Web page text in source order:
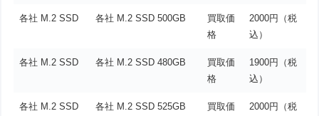
各社 M.2 SSD 各社 M.2 SSD 500GB
買取価
格
2000円（税
込）
各社 M.2 SSD 各社 M.2 SSD 480GB
買取価
格
1900円（税
込）
各社 M.2 SSD 各社 M.2 SSD 525GB
買取価
2000円（税